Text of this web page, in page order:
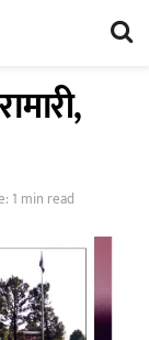
1 min read